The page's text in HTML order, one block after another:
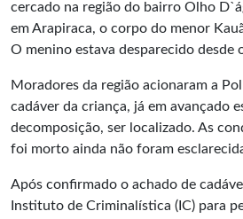
cercado na região do bairro Olho
em Arapiraca, o corpo do menor
O menino estava desparecido desde
Moradores da região acionaram a
cadáver da criança, já em avançado
decomposição, ser localizado. As
foi morto ainda não foram
Após confirmado o achado de
Instituto de Criminalística (IC) para